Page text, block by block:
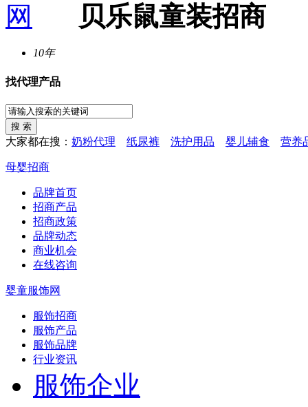
贝乐鼠童装招商
10年
找代理产品
大家都在搜： 奶粉代理 纸尿裤 洗护用品 婴儿辅食 营养
母婴招商
品牌首页
招商产品
招商政策
品牌动态
商业机会
在线咨询
婴童服饰网
服饰招商
服饰产品
服饰品牌
行业资讯
服饰企业